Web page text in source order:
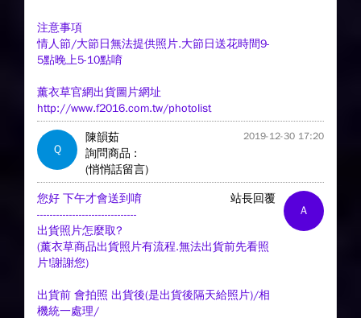
注意事項
情人節/大節日無法提供照片.大節日送花時間9-
5點晚上5-10點唷
薰衣草官網出貨圖片網址
http://www.f2016.com.tw/photolist
Q
陳韻茹 2019-12-30 17:20
詢問商品 :
(悄悄話留言)
A
站長回覆
您好 下午才會送到唷
-------------------------------
出貨照片怎麼取?
(薰衣草商品出貨照片有流程.無法出貨前先看照
片!謝謝您)
出貨前 會拍照 出貨後(是出貨後隔天給照片)/相
機統一處理/